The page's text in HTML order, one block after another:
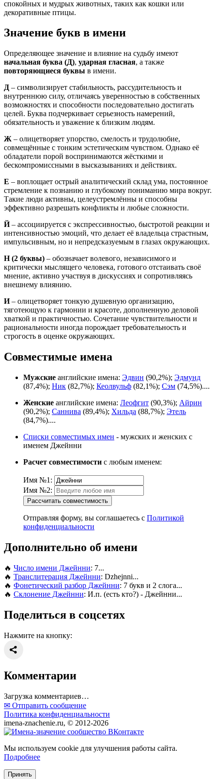
спокойных и мудрых животных, таких как кошки или
декоративные птицы.
Значение букв в имени
Определяющее значение и влияние на судьбу имеют
начальная буква (Д), ударная гласная, а также
повторяющиеся буквы в имени.
Д – символизирует стабильность, рассудительность и
внутреннюю силу, отличаясь уверенностью в собственных
возможностях и способности последовательно достигать
целей. Буква подчеркивает серьезность намерений,
обязательность и уважение к близким людям.
Ж – олицетворяет упорство, смелость и трудолюбие,
совмещённые с тонким эстетическим чувством. Однако её
обладатели порой воспринимаются жёсткими и
бескомпромиссными в высказываниях и действиях.
Е – воплощает острый аналитический склад ума, постоянное
стремление к познанию и глубокому пониманию мира вокруг.
Такие люди активны, целеустремлённы и способны
эффективно разрешать конфликты и любые сложности.
Й– ассоциируется с экспрессивностью, быстротой реакции и
интенсивностью эмоций, что делает её владельца страстным,
импульсивным, но и непредсказуемым в глазах окружающих.
Н (2 буквы) – обозначает волевого, независимого и
критически мыслящего человека, готового отстаивать своё
мнение, активно участвуя в дискуссиях и сопротивляясь
внешнему влиянию.
И– олицетворяет тонкую душевную организацию,
тяготеющую к гармонии и красоте, дополненную деловой
хваткой и практичностью. Сочетание чувствительности и
рациональности иногда порождает требовательность и
строгость в оценке окружающих.
Совместимые имена
Мужские английские имена: Эдвин (90,2%); Эдмунд
(87,4%); Ник (82,7%); Кеолвульф (82,1%); Сэм (74,5%)....
Женские английские имена: Леофгит (90,3%); Айрин
(90,2%); Саннива (89,4%); Хильда (88,7%); Этель
(84,7%)....
Списки совместимых имен - мужских и женских с
именем Джейнни
Расчет совместимости с любым именем:
Имя №1:
Имя №2:
Рассчитать совместимость
Отправляя форму, вы соглашаетесь с Политикой
конфиденциальности
Дополнительно об имени
🔥 Число имени Джейнни: 7...
🔥 Транслитерация Джейнни: Dzhejnni...
🔥 Фонетический разбор Джейнни: 7 букв и 2 слога...
🔥 Склонение Джейнни: И.п. (есть кто?) - Джейнни...
Поделиться в соцсетях
Нажмите на кнопку:
Комментарии
Загрузка комментариев…
✉ Отправить сообщение
Политика конфиденциальности
imena-znachenie.ru, © 2012-2026
Мы используем cookie для улучшения работы сайта.
Подробнее
Принять